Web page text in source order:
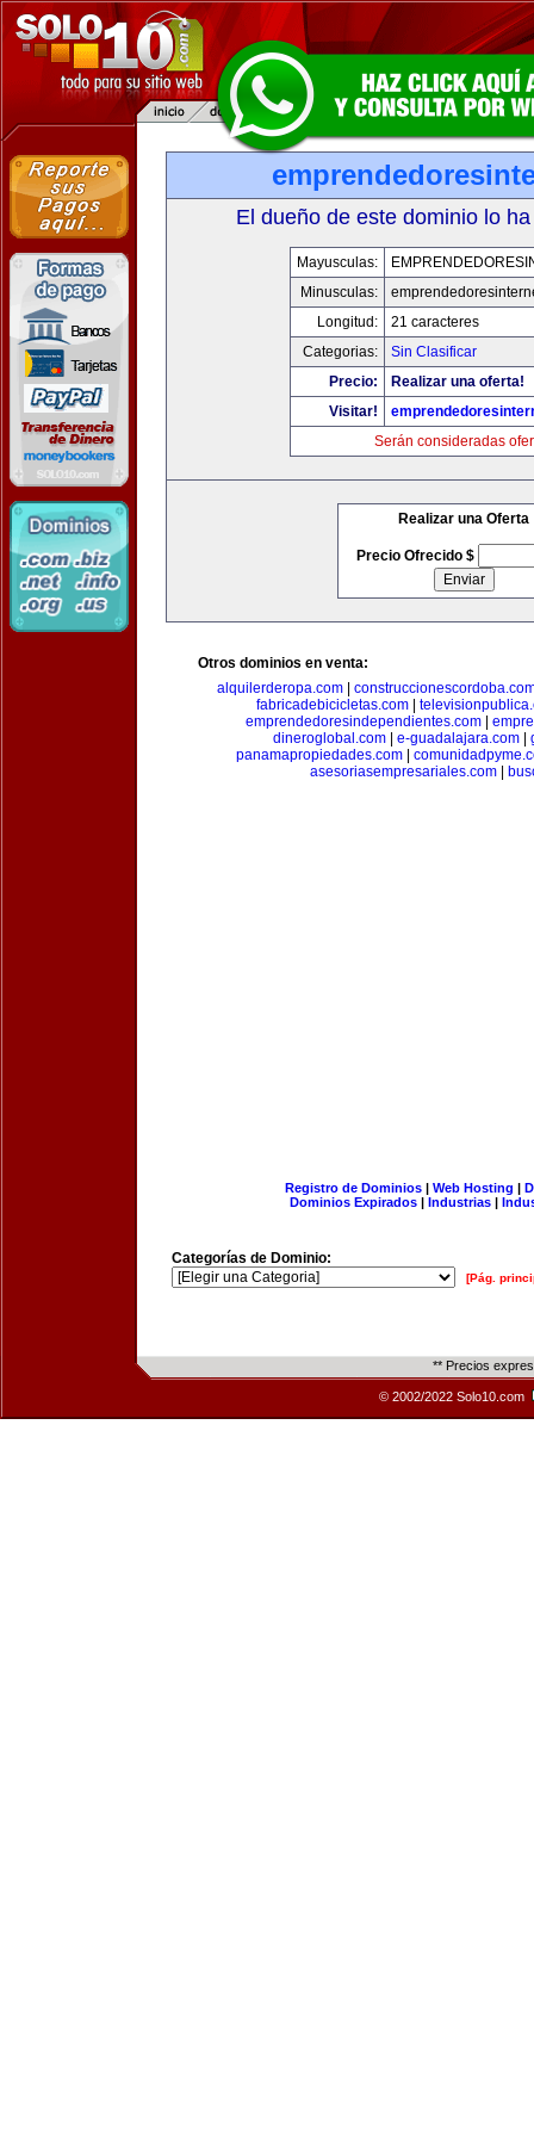
El dueño de este dominio lo
Mayusculas:
Minusculas:
Longitud:
21 caracteres
Categorias:
Sin Clasificar
Precio:
Realizar una oferta!
Visitar!
Serán consideradas
Realizar una Oferta
Precio Ofrecido $
Otros dominios en venta:
alquilerderopa.com|
fabricadebicicletas.com
emprendedoresindependientes.com|
dineroglobal.com
e-guadalajara.com
panamapropiedades.com|
asesoriasempresariales.com
Registro de Dominios| Web Hosting |
Dominios Expirados | Industrias |
Categorías de Dominio:
[Pág.
** Precios
© 2002/2022 Solo10.com